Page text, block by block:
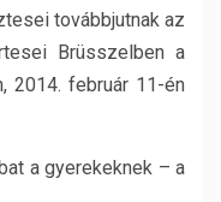
továbbjutnak az
Brüsszelben a
2014. február 11-én
a gyerekeknek – a